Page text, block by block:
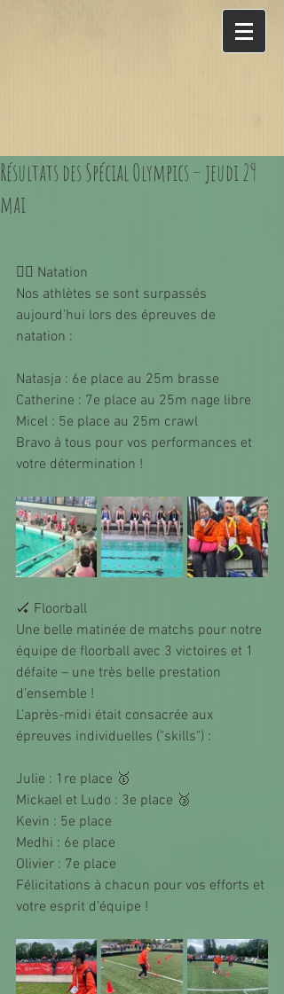
Résultats des Spécial Olympics – jeudi 29
mai
🏊‍♀️ Natation
Nos athlètes se sont surpassés
aujourd’hui lors des épreuves de
natation :
Natasja : 6e place au 25m brasse
Catherine : 7e place au 25m nage libre
Micel : 5e place au 25m crawl
Bravo à tous pour vos performances et
votre détermination !
🏑 Floorball
Une belle matinée de matchs pour notre
équipe de floorball avec 3 victoires et 1
défaite – une très belle prestation
d’ensemble !
L’après-midi était consacrée aux
épreuves individuelles ("skills") :
Julie : 1re place 🥇
Mickael et Ludo : 3e place 🥉
Kevin : 5e place
Medhi : 6e place
Olivier : 7e place
Félicitations à chacun pour vos efforts et
votre esprit d’équipe !